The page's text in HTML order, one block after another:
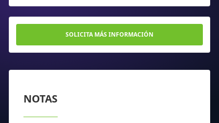
SOLICITA MÁS INFORMACIÓN
NOTAS